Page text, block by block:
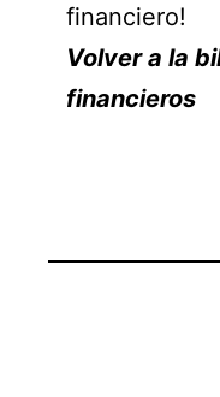
financiero!
Volver a la
financieros